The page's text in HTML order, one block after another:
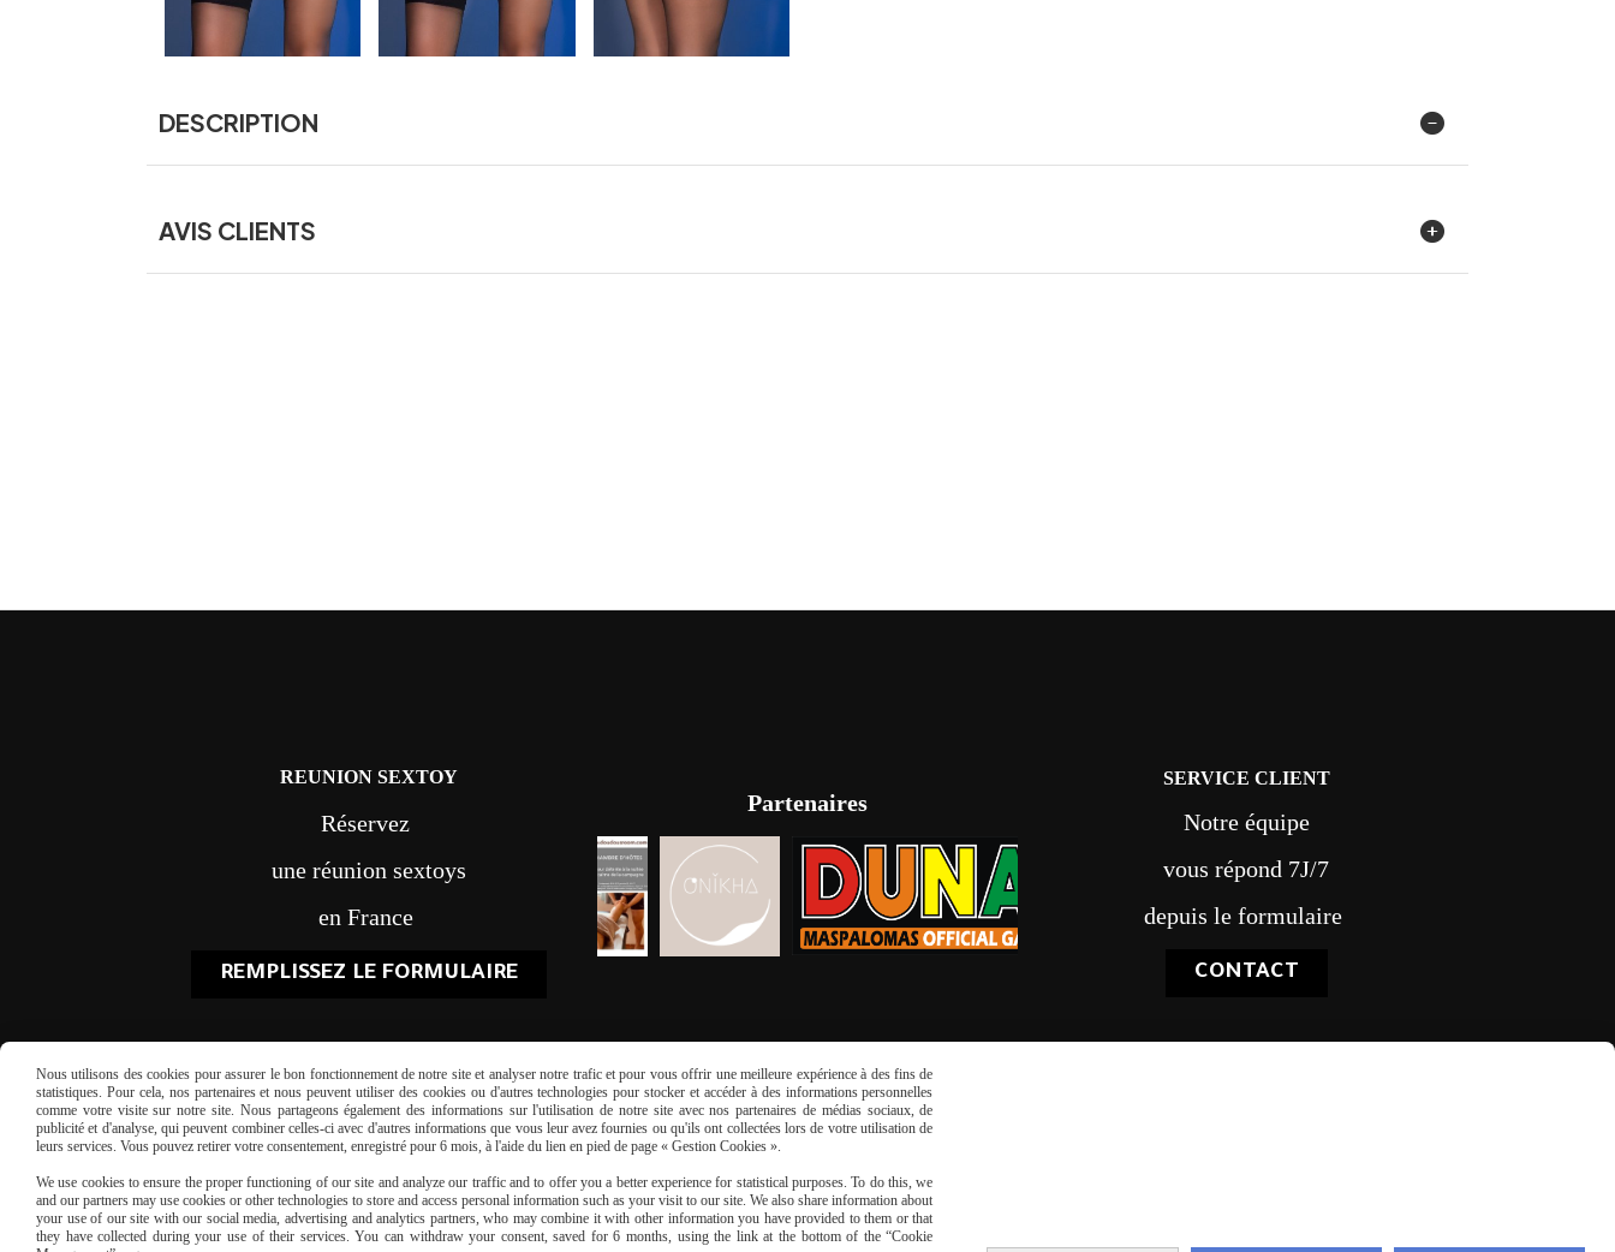
DESCRIPTION
AVIS CLIENTS
REUNION SEXTOY
Réservez
une réunion sextoys
en France
REMPLISSEZ LE FORMULAIRE
Partenaires
SERVICE CLIENT
Notre équipe
vous répond 7J/7
depuis le formulaire
CONTACT
Paiement sécurisé
Nous utilisons des cookies pour assurer le bon fonctionnement de notre site et analyser notre trafic et pour vous offrir une meilleure expérience à des fins de
statistiques. Pour cela, nos partenaires et nous peuvent utiliser des cookies ou d'autres technologies pour stocker et accéder à des informations personnelles
comme votre visite sur notre site. Nous partageons également des informations sur l'utilisation de notre site avec nos partenaires de médias sociaux, de
publicité et d'analyse, qui peuvent combiner celles-ci avec d'autres informations que vous leur avez fournies ou qu'ils ont collectées lors de votre utilisation de
leurs services. Vous pouvez retirer votre consentement, enregistré pour 6 mois, à l'aide du lien en pied de page « Gestion Cookies ».
We use cookies to ensure the proper functioning of our site and analyze our traffic and to offer you a better experience for statistical purposes. To do this, we
and our partners may use cookies or other technologies to store and access personal information such as your visit to our site. We also share information about
your use of our site with our social media, advertising and analytics partners, who may combine it with other information you have provided to them or that
they have collected during your use of their services. You can withdraw your consent, saved for 6 months, using the link at the bottom of the “Cookie